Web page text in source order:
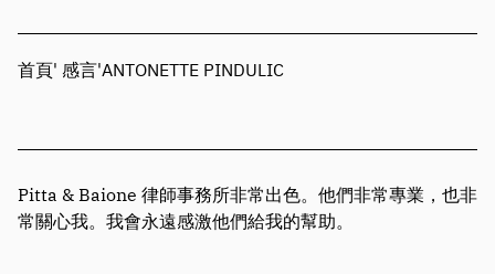
首頁' 感言'ANTONETTE PINDULIC
Pitta & Baione 律師事務所非常出色。他們非常專業，也非
常關心我。我會永遠感激他們給我的幫助。